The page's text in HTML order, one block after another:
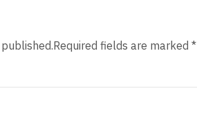
fields are marked *